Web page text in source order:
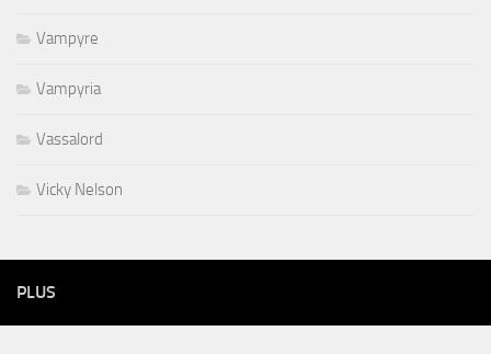
Vampyre
Vampyria
Vassalord
Vicky Nelson
PLUS